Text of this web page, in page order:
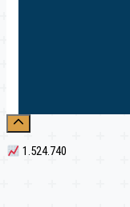
1.524.740